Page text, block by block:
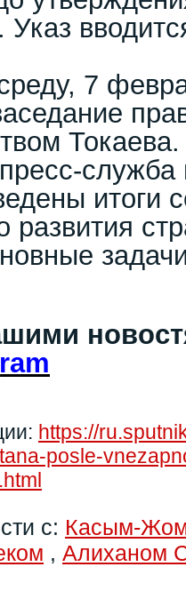
Указ
7
Токаева.
служба
итоги
развития
https://
posle-
с: Касым-
, Алиханом